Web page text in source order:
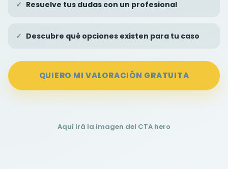
Resuelve tus dudas con un profesional
Descubre qué opciones existen para tu caso
QUIERO MI VALORACIÓN GRATUITA
Aquí irá la imagen del CTA hero